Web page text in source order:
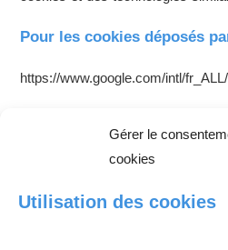
Gérer le
cookies
Utilisation des cookies
Pour les cookies déposés
https://www.google.com/intl/
Notre préoccupation est de
politiques de sécurité appliquées